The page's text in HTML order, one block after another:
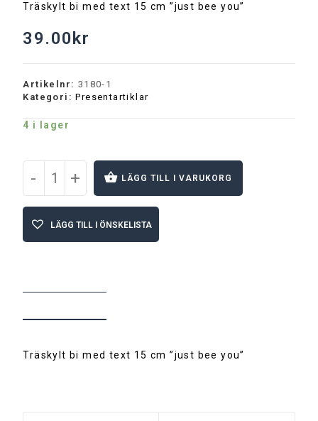
Träskylt bi med text 15 cm ”just bee you”
39.00 kr
Artikelnr: 3180-1
Kategori:Presentartiklar
4 i lager
- + LÄGG TILL I VARUKORG
e
v
:
LÄGG TILL I ÖNSKELISTA
Träskylt bi med text 15 cm ”just bee you”